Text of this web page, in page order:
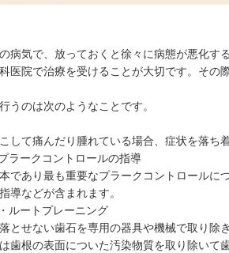
病気で、放っておくと徐々に病態が悪化す
医院で治療を受けることが大切です。その
うのは次のようなことです。
して痛んだり腫れている場合、症状を落ち
ラークコントロールの指導
であり最も重要なプラークコントロールに
導などが含まれます。
ルートプレーニング
とせない歯石を専用の器具や機械で取り除
歯根の表面についた汚染物質を取り除い